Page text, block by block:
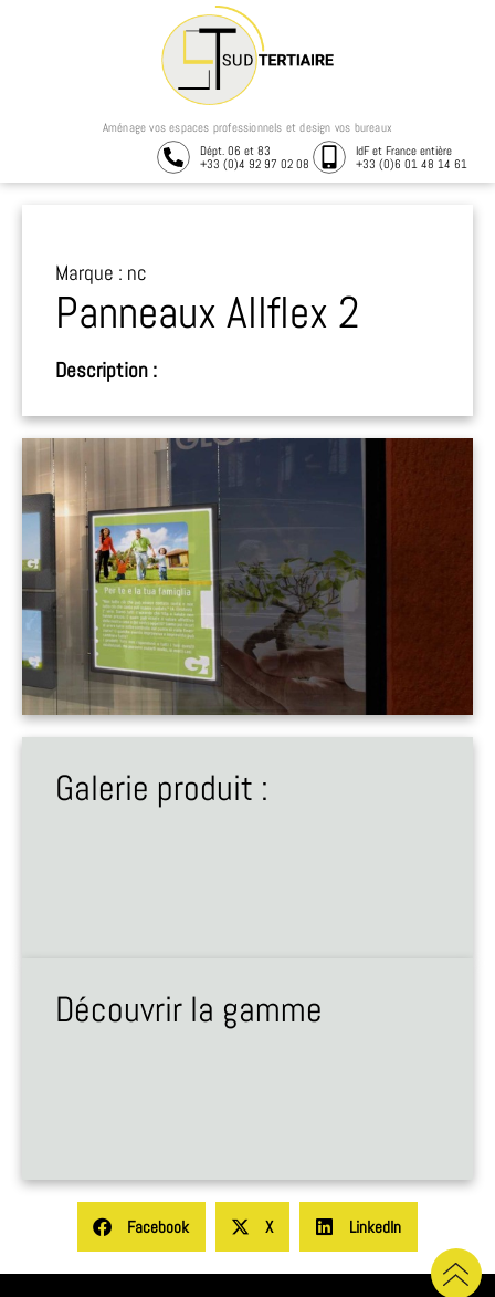
Dépt. 06 et 83
+33 (0)4 92 97 02 08
IdF et France entière
+33 (0)6 01 48 14 61
Aménage vos espaces professionnels et design vos bureaux
Marque : nc
Panneaux Allflex 2
Description :
Galerie produit :
Découvrir la gamme
Facebook X LinkedIn